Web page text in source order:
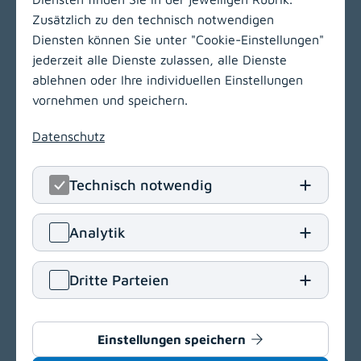
LinkedIn
(opens in
KABEG Management
Kraßniggstraße 15
9020 Klagenfurt am Wörthersee
T+43 463 55212
Eoffice[at]kabeg.at
Navigation
(opens in a new window)
Vergabeportal
(opens in a new window)
Einkaufsbedingungen
Barrierefreiheit
Zusätzlich zu den technisch notwendigen
Diensten können Sie unter "Cookie-Einstellungen"
jederzeit alle Dienste zulassen, alle Dienste
ablehnen oder Ihre individuellen Einstellungen
vornehmen und speichern.
Datenschutz
Technisch notwendig
Analytik
Dritte Parteien
Einstellungen speichern